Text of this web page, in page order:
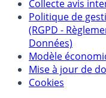
Collecte avis
Politique de
(RGPD -
Données)
Modèle
Mise à jour de
Cookies